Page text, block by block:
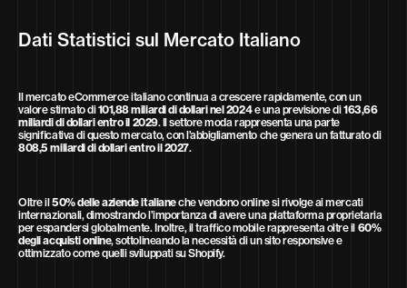
Dati Statistici sul Mercato Italiano
Il mercato eCommerce italiano continua a crescere rapidamente, con un
valore stimato di101,88 miliardi di dollari nel 2024e una previsione di163,66
miliardi di dollari entro il 2029. Il settore moda rappresenta una parte
significativa di questo mercato, con l’abbigliamento che genera un fatturato di
808,5 miliardi di dollari entro il 2027.
Oltre il50% delle aziende italianeche vendono online si rivolge ai mercati
internazionali, dimostrando l’importanza di avere una piattaforma proprietaria
per espandersi globalmente. Inoltre, il traffico mobile rappresenta oltre il 60%
degli acquisti online, sottolineando la necessità di un sito responsive e
ottimizzato come quelli sviluppati su Shopify.